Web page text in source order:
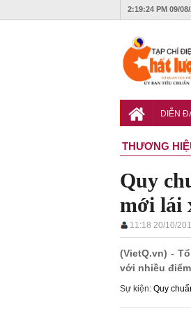
2:19:25 PM 09/
DIỄN
THƯƠNG
Quy
mới lái
11:18 20/10/
(VietQ.vn) -
với nhiều
Sự kiện: Quy